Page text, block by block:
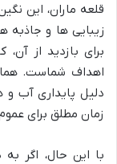
قلعه ماران، این
زیبایی ها و جاذبه
برای بازدید از
اهداف شماست.
دلیل پایداری آب و
زمان مطلق برای
با این حال، اگر